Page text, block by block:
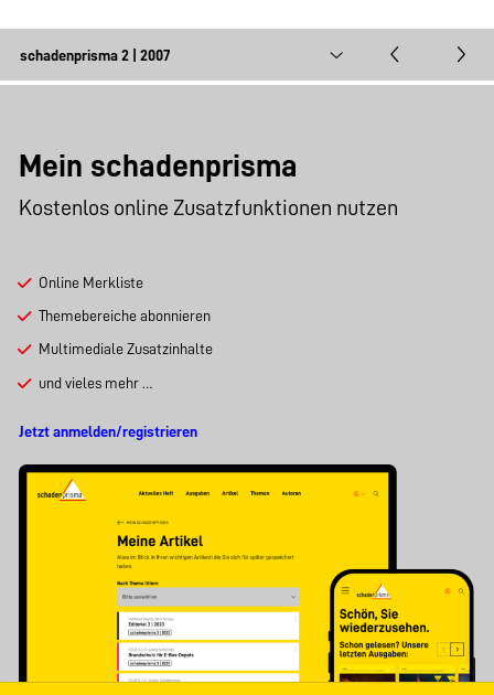
Mein schadenprisma
Kostenlos online Zusatzfunktionen nutzen
Online Merkliste
Themebereiche abonnieren
Multimediale Zusatzinhalte
und vieles mehr …
Jetzt anmelden/registrieren